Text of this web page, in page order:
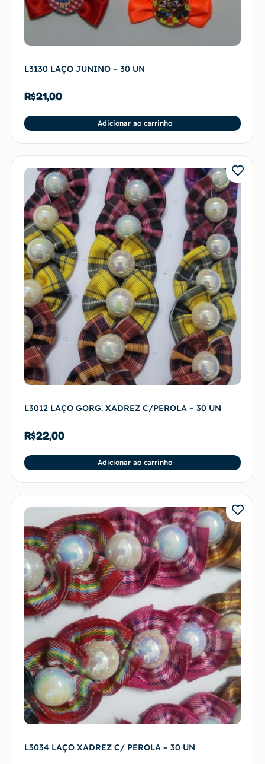
L3130 LAÇO JUNINO – 30 UN
R$21,00
Adicionar ao carrinho
L3012 LAÇO GORG. XADREZ C/PEROLA – 30 UN
R$22,00
Adicionar ao carrinho
L3034 LAÇO XADREZ C/ PEROLA – 30 UN